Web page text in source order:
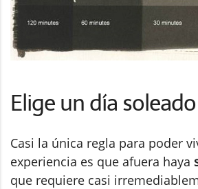
Elige un día soleado
Casi la única regla para poder
experiencia es que afuera haya
que requiere casi